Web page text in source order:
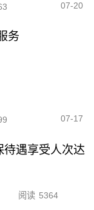
07-20
务
07-17
遇享受人次达
阅读 5364